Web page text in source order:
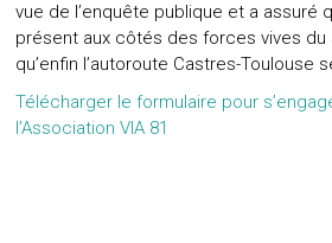
vue de l’enquête publique et a assuré
présent aux côtés des forces vives du
qu’enfin l’autoroute Castres-Toulouse
Télécharger le formulaire pour
l’Association VIA 81